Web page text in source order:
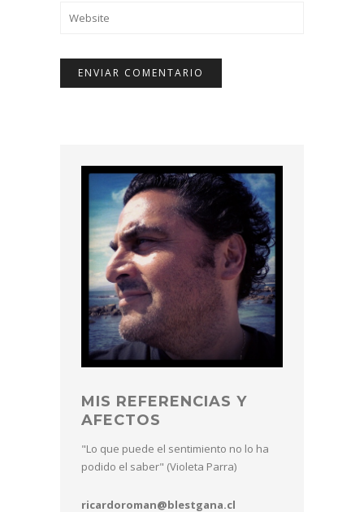
MIS REFERENCIAS Y
AFECTOS
"Lo que puede el sentimiento no lo ha
podido el saber" (Violeta Parra)
ricardoroman@blestgana.cl